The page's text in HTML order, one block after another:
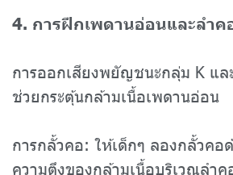
4. การฝึกเพดานอ่อนและลำค
การออกเสียงพยัญชนะกลุ่ม K แล
ช่วยกระตุ้นกล้ามเนื้อเพดานอ่อน
การกลั้วคอ: ให้เด็กๆ ลองกลั้วคอ
ความตึงของกล้ามเนื้อบริเวณลำค